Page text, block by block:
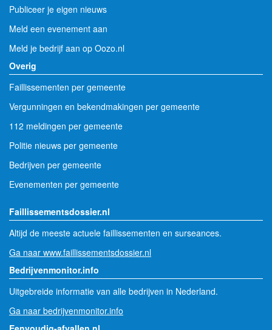
Publiceer je eigen nieuws
Meld een evenement aan
Meld je bedrijf aan op Oozo.nl
Overig
Faillissementen per gemeente
Vergunningen en bekendmakingen per gemeente
112 meldingen per gemeente
Politie nieuws per gemeente
Bedrijven per gemeente
Evenementen per gemeente
Faillissementsdossier.nl
Altijd de meeste actuele faillissementen en surseances.
Ga naar www.faillissementsdossier.nl
Bedrijvenmonitor.info
Uitgebreide informatie van alle bedrijven in Nederland.
Ga naar bedrijvenmonitor.info